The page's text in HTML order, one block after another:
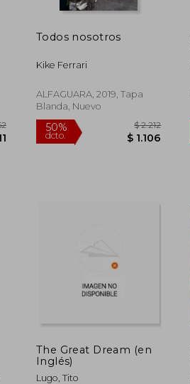
$ 1.352
Todos nosotros
Kike Ferrari
ALFAGUARA, 2019, Tapa
Blanda, Nuevo
50%
The Great Dream (en
Inglés)
Lugo, Tito